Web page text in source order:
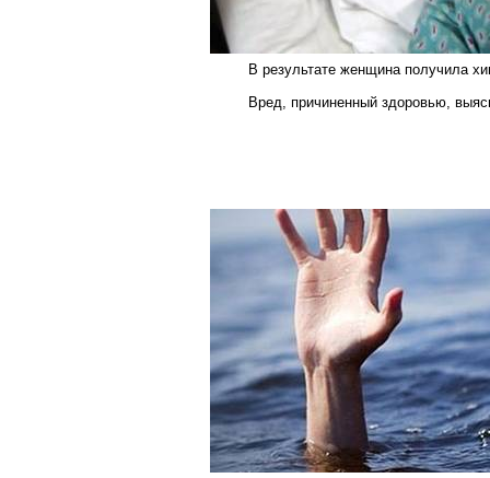
В результате женщина получила
Вред, причиненный здоровью,